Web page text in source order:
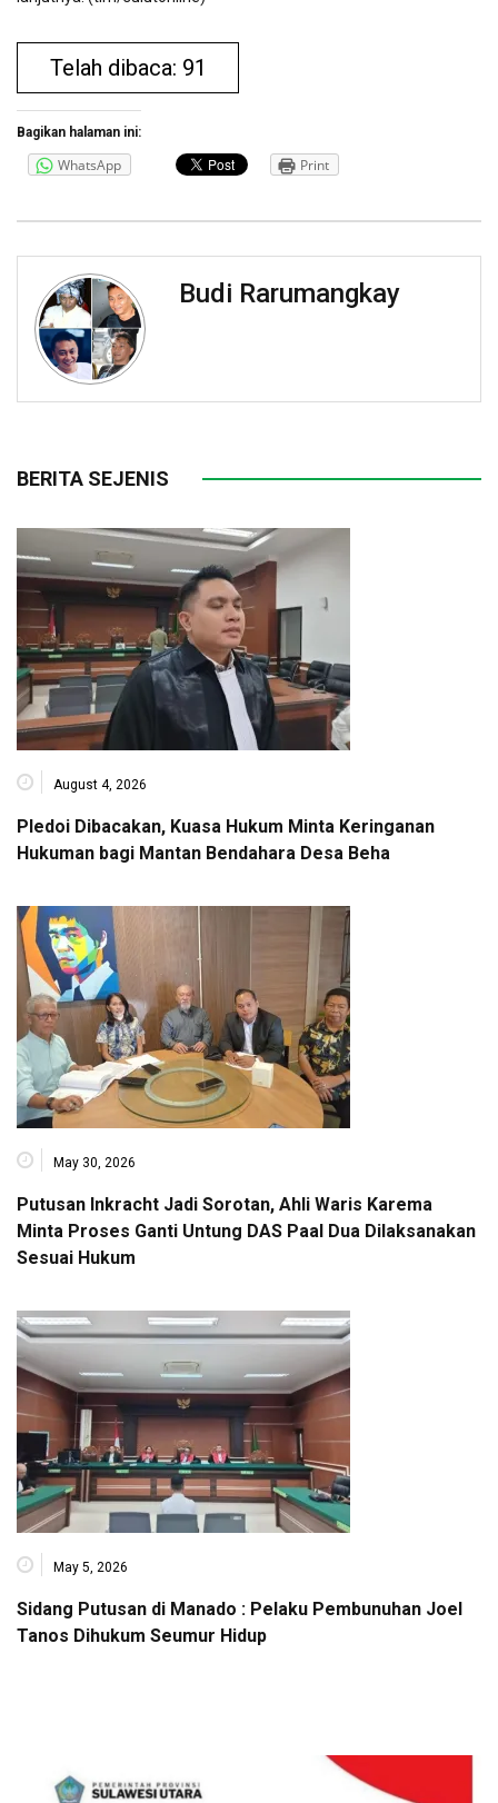
Telah dibaca: 91
Bagikan halaman ini:
WhatsApp Print
Budi Rarumangkay
BERITA SEJENIS
August 4, 2026
Pledoi Dibacakan, Kuasa Hukum Minta Keringanan
Hukuman bagi Mantan Bendahara Desa Beha
May 30, 2026
Putusan Inkracht Jadi Sorotan, Ahli Waris Karema
Minta Proses Ganti Untung DAS Paal Dua Dilaksanakan
Sesuai Hukum
May 5, 2026
Sidang Putusan di Manado : Pelaku Pembunuhan Joel
Tanos Dihukum Seumur Hidup